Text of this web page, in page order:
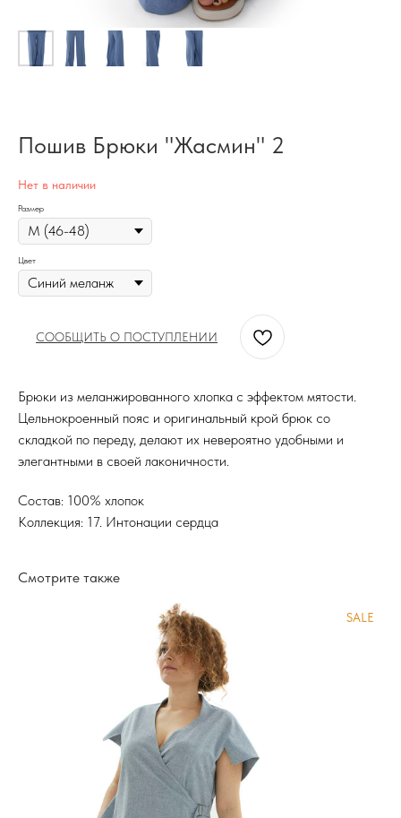
Пошив Брюки "Жасмин" 2
Нет в наличии
Размер
Цвет
СООБЩИТЬ О ПОСТУПЛЕНИИ
Брюки из меланжированного хлопка с эффектом мятости.
Цельнокроенный пояс и оригинальный крой брюк со
складкой по переду, делают их невероятно удобными и
элегантными в своей лаконичности.
Состав: 100% хлопок
Коллекция: 17. Интонации сердца
Смотрите также
SALE